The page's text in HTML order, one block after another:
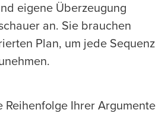
eigene Überzeugung
an. Sie brauchen
Plan, um jede Sequenz
Reihenfolge Ihrer Argumente